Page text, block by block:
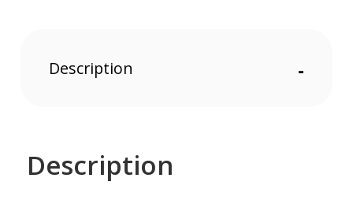
Description -
Description